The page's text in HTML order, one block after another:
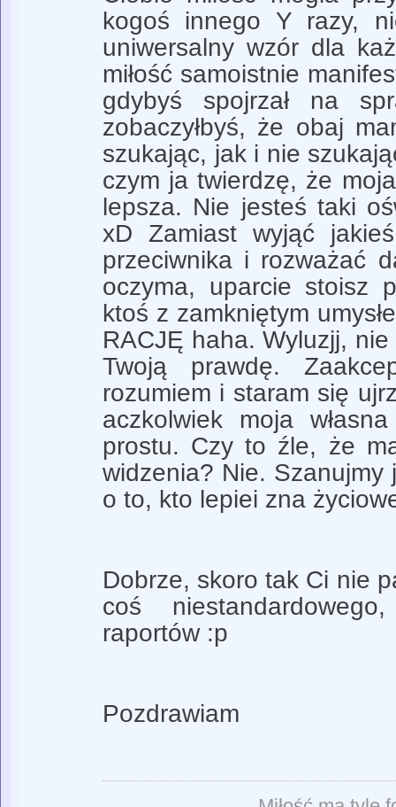
kogoś innego Y razy,
uniwersalny wzór dla
miłość samoistnie
gdybyś spojrzał na
zobaczyłbyś, że obaj
szukając, jak i nie
czym ja twierdzę, że
lepsza. Nie jesteś taki
xD Zamiast wyjąć
przeciwnika i rozważać
oczyma, uparcie stoisz
ktoś z zamkniętym
RACJĘ haha. Wyluzjj,
Twoją prawdę.
rozumiem i staram się
aczkolwiek moja
prostu. Czy to źle, że
widzenia? Nie. Szanujmy
o to, kto lepiei zna
Dobrze, skoro tak Ci nie
coś
raportów :p
Pozdrawiam